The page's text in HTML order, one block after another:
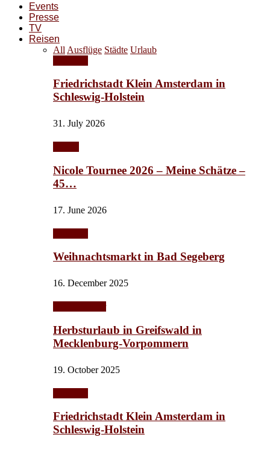
Events
Presse
TV
Reisen
All Ausflüge Städte Urlaub
Friedrichstadt Klein Amsterdam in
Schleswig-Holstein
31. July 2026
Nicole Tournee 2026 – Meine Schätze –
45…
17. June 2026
Weihnachtsmarkt in Bad Segeberg
16. December 2025
Herbsturlaub in Greifswald in
Mecklenburg-Vorpommern
19. October 2025
Friedrichstadt Klein Amsterdam in
Schleswig-Holstein